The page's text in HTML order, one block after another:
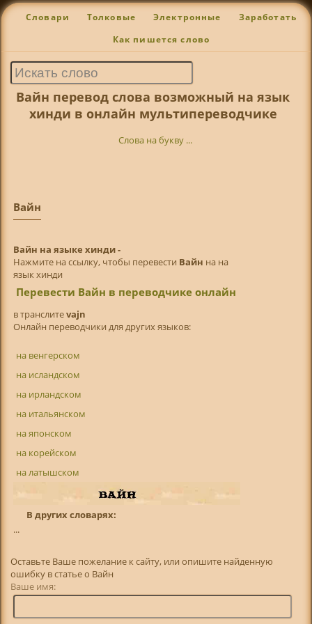
Словари Толковые Электронные Заработать
Как пишется слово
Вайн перевод слова возможный на язык
хинди в онлайн мультипереводчике
Слова на букву ...
Вайн
Вайн на языке хинди -
Нажмите на ссылку, чтобы перевести Вайн на на
язык хинди
Перевести Вайн в переводчике онлайн
в транслитevajn
Онлайн переводчики для других языков:
на венгерском
на исландском
на ирландском
на итальянском
на японском
на корейском
на латышском
В других словарях:
...
Оставьте Ваше пожелание к сайту, или опишите найденную
ошибку в статье о Вайн
Ваше имя: